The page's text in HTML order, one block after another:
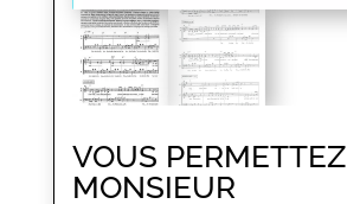
VOUS PERMETTEZ
MONSIEUR